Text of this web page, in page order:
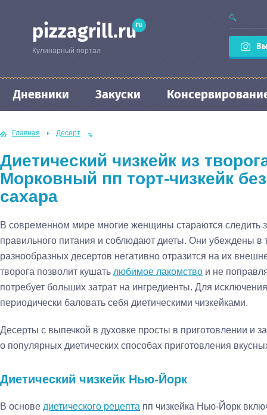
pizzagrill.ruru
Кулинарный портал
Дневники Закуски
Главная Десерт
Диетический чизкейк из
Морковный пп торт-чизкейк
сахара
В современном мире многие женщины стараются следить
правильного питания и соблюдают диеты. Они убеждены в
разнообразных десертов негативно отразится на их
творога позволит кушать любимое лакомство и не
потребует больших затрат на ингредиенты. Для
периодически баловать себя диетическими чизкейками.
Десерты с выпечкой в духовке просты в приготовлении и
о популярных диетических способах приготовления
Диетический чизкейк Нью-Йорк
В основе диетического рецепта пп чизкейка Нью-Йорк